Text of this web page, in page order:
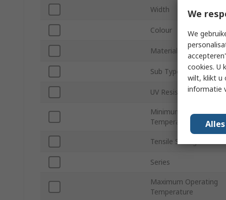
Width
Colour
Material
Sub Type
UV Resistant
Minimum Operating
Temperature
Tensile Strength
Series
Maximum Operating
Temperature
We
We
cookies. U
wilt, klikt u
informatie